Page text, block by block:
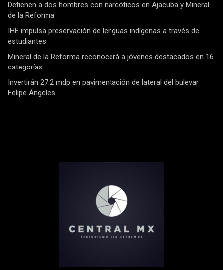
Detienen a dos hombres con narcóticos en Ajacuba y Mineral
de la Reforma
IHE impulsa preservación de lenguas indígenas a través de
estudiantes
Mineral de la Reforma reconocerá a jóvenes destacados en 16
categorías
Invertirán 27.2 mdp en pavimentación de lateral del bulevar
Felipe Ángeles